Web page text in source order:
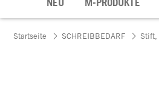
Startseite SCHREIBBEDARF Stift,